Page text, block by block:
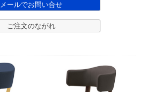
メールでお問い合せ
ご注文のながれ